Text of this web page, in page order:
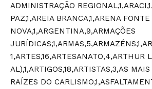
ADMINISTRAÇÃO
PAZ,1,AREIA BRANCA,1,ARENA FONTE
NOVA,1,ARGENTINA,9,ARMAÇÕES
1,ARTES,16,ARTESANATO,4,ARTHUR
AL),1,ARTIGOS,18,ARTISTAS,3,AS
RAÍZES DO